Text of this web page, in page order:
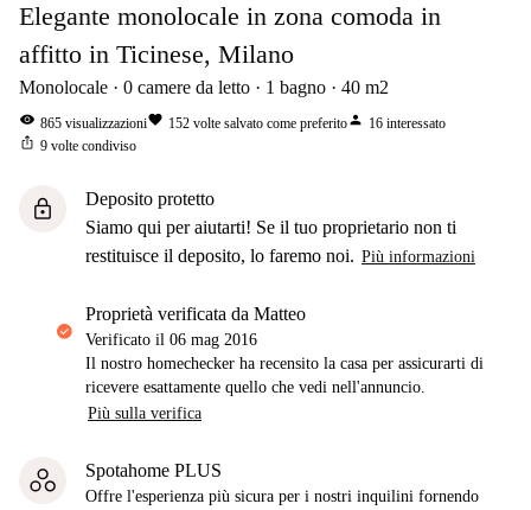
Elegante monolocale in zona comoda in
affitto in Ticinese, Milano
Monolocale 0 camere da letto 1 bagno 40 m2
visibility 865 visualizzazionifavorite 152 volte salvato come preferitoperson 16 interessato
ios_share 9 volte condiviso
lock
Deposito protetto
Siamo qui per aiutarti! Se il tuo proprietario non ti
restituisce il deposito, lo faremo noi. Più informazioni
proprietà verificata da Matteo
Verificato il 06 mag 2016
Il nostro homechecker ha recensito la casa per assicurarti di
ricevere esattamente quello che vedi nell'annuncio.
Più sulla verifica
Spotahome PLUS
Offre l'esperienza più sicura per i nostri inquilini fornendo